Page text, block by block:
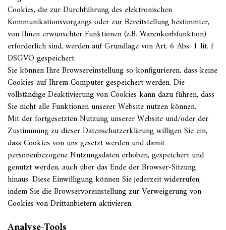
Cookies, die zur Durchführung des elektronischen
Kommunikationsvorgangs oder zur Bereitstellung bestimmter,
von Ihnen erwünschter Funktionen (z.B. Warenkorbfunktion)
erforderlich sind, werden auf Grundlage von Art. 6 Abs. 1 lit. f
DSGVO gespeichert.
Sie können Ihre Browsereinstellung so konfigurieren, dass keine
Cookies auf Ihrem Computer gespeichert werden. Die
vollständige Deaktivierung von Cookies kann dazu führen, dass
Sie nicht alle Funktionen unserer Website nutzen können.
Mit der fortgesetzten Nutzung unserer Website und/oder der
Zustimmung zu dieser Datenschutzerklärung willigen Sie ein,
dass Cookies von uns gesetzt werden und damit
personenbezogene Nutzungsdaten erhoben, gespeichert und
genutzt werden, auch über das Ende der Browser-Sitzung
hinaus. Diese Einwilligung können Sie jederzeit widerrufen,
indem Sie die Browservoreinstellung zur Verweigerung von
Cookies von Drittanbietern aktivieren.